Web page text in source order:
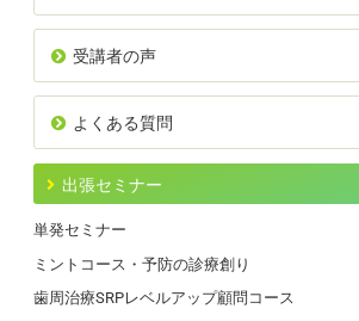
受講者の声
よくある質問
出張セミナー
単発セミナー
ミントコース・予防の診療創り
歯周治療SRPレベルアップ顧問コース